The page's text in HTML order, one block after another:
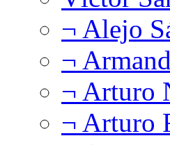
¬ Alejo
¬
¬ Arturo
¬ Arturo